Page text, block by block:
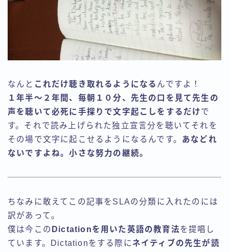
なんと これだけ聴き取れるようになる んですよ！
１年半〜２年間、毎朝１０分、先生の口を見て先生の
声を聴いて必死に手探りで文字起こしをするだけで
す。それで読み上げられた独立宣言分を聴いてそれを
その場で文字に起こせるようになるんです。 あなどれ
ないですよね。小さな努力の継続。
ちなみに敢えてこの記事をSLAの分類に入れたのには
訳があって。
僕は今この Dictationを用いた英語の教育法を提唱し
ています。Dictationをする際に ネイティブの先生が読